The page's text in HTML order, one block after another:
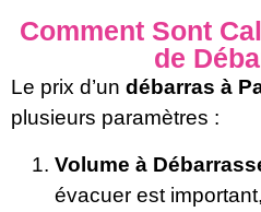
Comment Sont
de
Le prix d’un débarras à
plusieurs paramètres :
Volume à
évacuer est